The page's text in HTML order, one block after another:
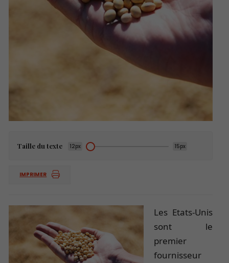
Taille du texte 12px 15px
IMPRIMER
Les Etats-Unis
sont le
premier
fournisseur